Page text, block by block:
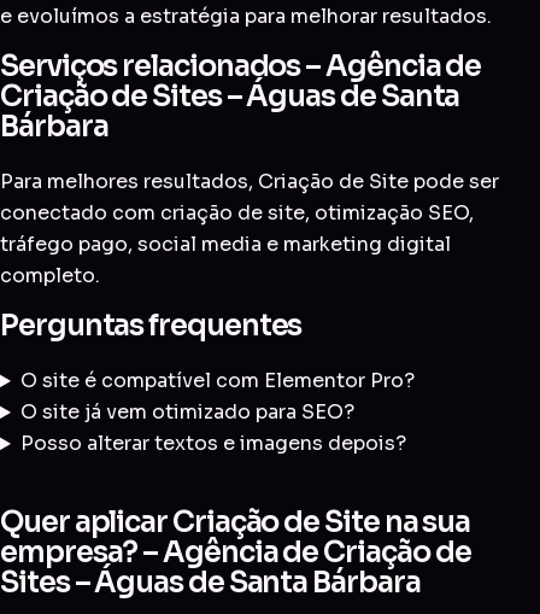
e evoluímos a estratégia para melhorar resultados.
Serviços relacionados – Agência de
Criação de Sites – Águas de Santa
Bárbara
Para melhores resultados, Criação de Site pode ser
conectado com criação de site, otimização SEO,
tráfego pago, social media e marketing digital
completo.
Perguntas frequentes
O site é compatível com Elementor Pro?
O site já vem otimizado para SEO?
Posso alterar textos e imagens depois?
Quer aplicar Criação de Site na sua
empresa? – Agência de Criação de
Sites – Águas de Santa Bárbara